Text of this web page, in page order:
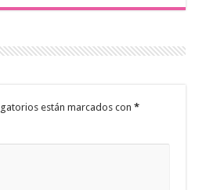
están marcados con *